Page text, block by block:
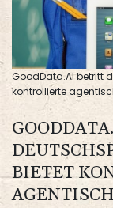
GoodData.AI betritt
kontrollierte
BIETET